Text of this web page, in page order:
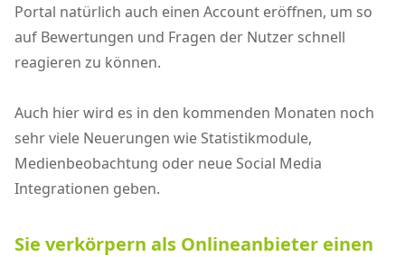
Portal natürlich auch einen Account eröffnen, um so
auf Bewertungen und Fragen der Nutzer schnell
reagieren zu können.
Auch hier wird es in den kommenden Monaten noch
sehr viele Neuerungen wie Statistikmodule,
Medienbeobachtung oder neue Social Media
Integrationen geben.
Sie verkörpern als Onlineanbieter einen